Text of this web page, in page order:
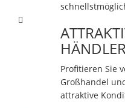
Profitieren Sie
Großhandel
attraktive